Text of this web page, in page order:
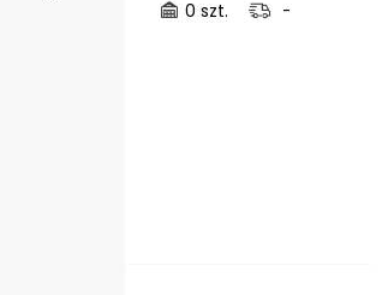
0 szt.
-